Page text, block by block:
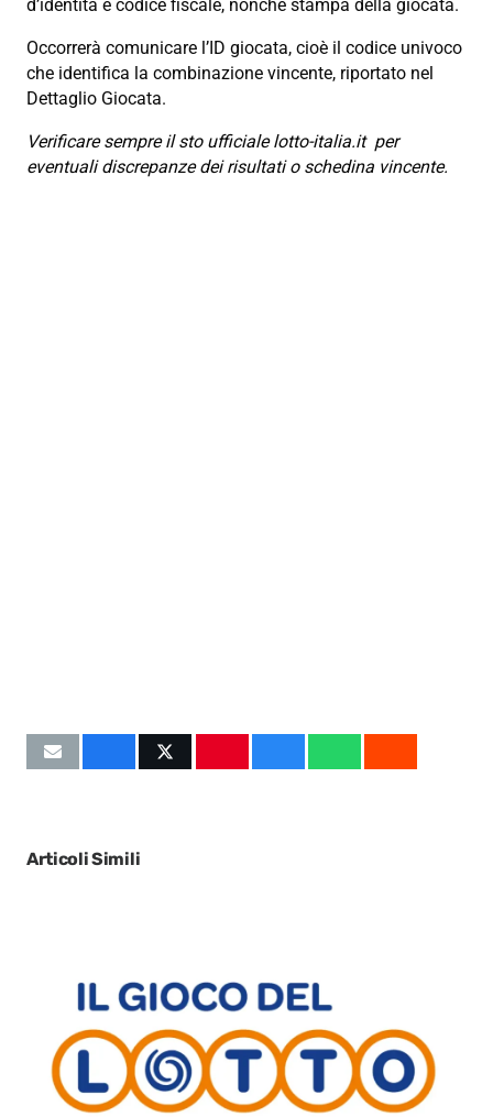
d’identità e codice fiscale, nonché stampa della giocata.
Occorrerà comunicare l’ID giocata, cioè il codice univoco
che identifica la combinazione vincente, riportato nel
Dettaglio Giocata.
Verificare sempre il sto ufficiale lotto-italia.it per
eventuali discrepanze dei risultati o schedina vincente.
Articoli Simili